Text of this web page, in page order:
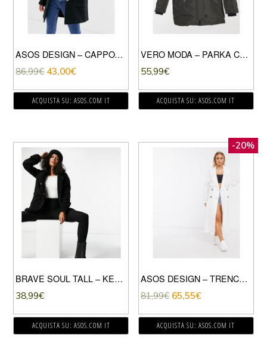
ASOS DESIGN – CAPPOTTO SLIM CON CAPPUCCIO NERO
86,99€ 43,00€
ACQUISTA SU: ASOS.COM IT
VERO MODA – PARKA CON CAPPUCCIO IN PELLICCIA SINTETICA KAKI-VERDE
55,99€
ACQUISTA SU: ASOS.COM IT
BRAVE SOUL TALL – KELSEA – CAPPOTTO IN PILE BORG-NERO
38,99€
ACQUISTA SU: ASOS.COM IT
-20%
ASOS DESIGN – TRENCH EXTRA LARGO BIANCO-VERDE
81,99€ 65,55€
ACQUISTA SU: ASOS.COM IT